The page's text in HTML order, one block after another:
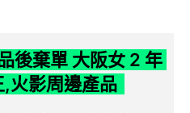
後棄單 大阪女 2 年
火影周邊產品